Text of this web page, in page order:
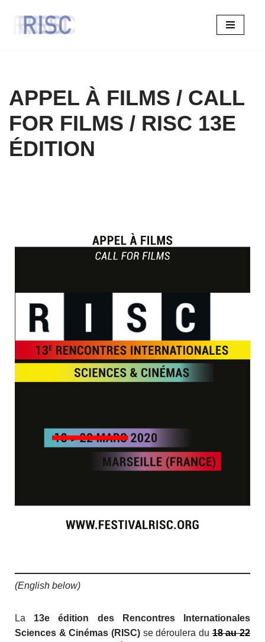
Aller
APPEL À FILMS / CALL
FOR FILMS / RISC 13E
ÉDITION
(English below)
La 13e édition des Rencontres Internationales
Sciences & Cinémas (RISC) se déroulera du18 au 22